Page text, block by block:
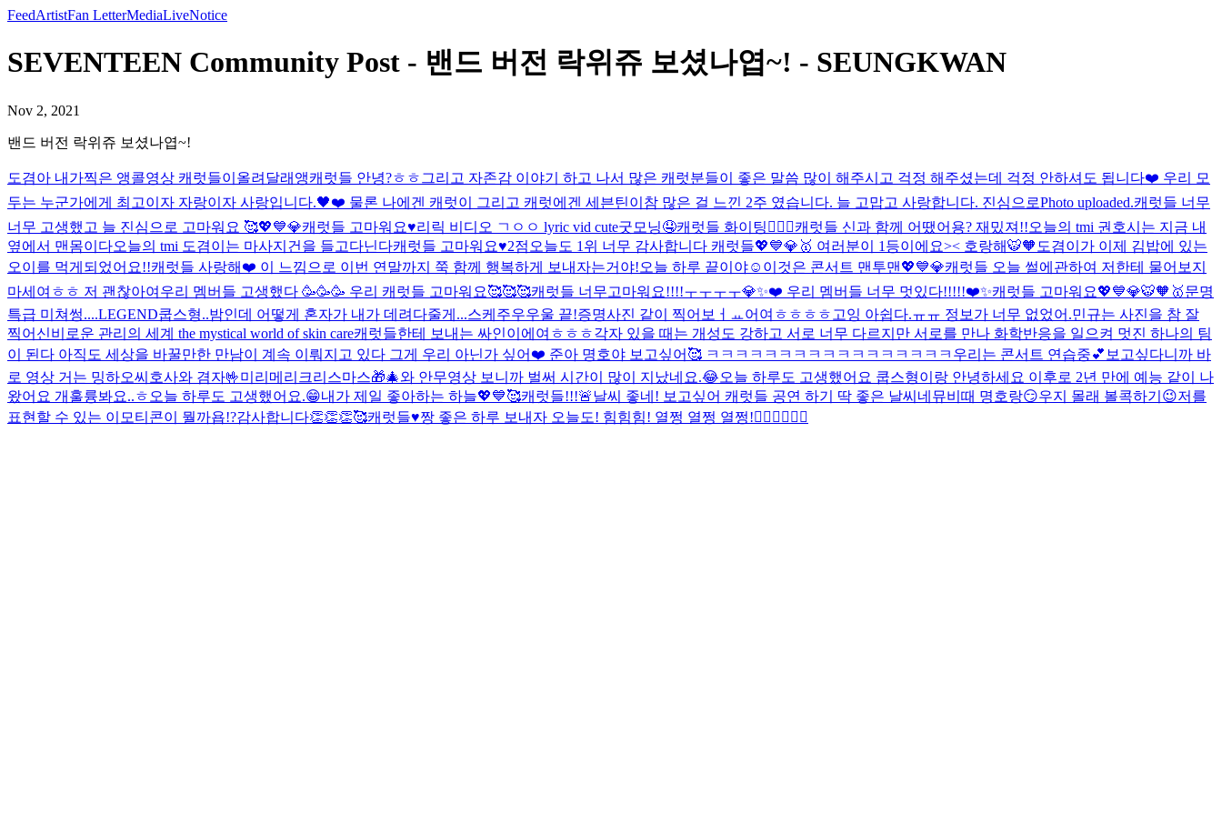
FeedArtistFan LetterMediaLiveNotice
SEVENTEEN Community Post - 밴드 버전 락위쥬 보셨나엽~! - SEUNGKWAN
Nov 2, 2021
밴드 버전 락위쥬 보셨나엽~!
도겸아 내가찍은 앵콜영상 캐럿들이올려달래앵캐럿들 안녕?ㅎㅎ 그리고 자존감 이야기 하고 나서 많은 캐럿분들이 좋은 말씀 많이 해주시고 걱정 해주셨는데 걱정 안하셔도 됩니다❤️ 우리 모
두는 누군가에게 최고이자 자랑이자 사랑입니다.🖤❤️ 물론 나에겐 캐럿이 그리고 캐럿에겐 세븐틴이 참 많은 걸 느낀 2주 였습니다. 늘 고맙고 사랑합니다. 진심으로Photo uploaded.캐럿들 너무
너무 고생했고 늘 진심으로 고마워요 🥰💖💙💎캐럿들 고마워요♥️리릭 비디오 ㄱㅇㅇ lyric vid cute굿모닝🤤캐럿들 화이팅❤️‍🔥🔥캐럿들 신과 함께 어땠어용? 재밌져!!오늘의 tmi 권호시는 지금 내
옆에서 맨몸이다오늘의 tmi 도겸이는 마사지건을 들고다닌다캐럿들 고마워요♥️2점 오늘도 1위 너무 감사합니다 캐럿들💖💙💎🥇 여러분이 1등이에요>< 호랑해🐯🧡 도겸이가 이제 김밥에 있는
오이를 먹게되었어요!!캐럿들 사랑해❤️ 이 느낌으로 이번 연말까지 쭉 함께 행복하게 보내자는거야!오늘 하루 끝이야☺️ 이것은 콘서트 맨투맨💖💙💎캐럿들 오늘 썰에관하여 저한테 물어보지
마세여ㅎㅎ 저 괜찮아여 우리 멤버들 고생했다 🥳🥳🥳 우리 캐럿들 고마워요🥰🥰🥰캐럿들 너무고마워요!!!!ㅜㅜㅜㅜ💎✨❤️ 우리 멤버들 너무 멋있다!!!!!❤️✨캐럿들 고마워요💖💙💎🐯🧡🥇문명
특급 미쳐썽....LEGEND쿱스형..밤인데 어떻게 혼자가 내가 데려다줄게...스케주우우울 끝!증명사진 같이 찍어보ㅓㅛ어여ㅎㅎㅎㅎ 고잉 아쉽다.ㅠㅠ 정보가 너무 없었어.민규는 사진을 참 잘
찍어 신비로운 관리의 세계 the mystical world of skin care캐럿들한테 보내는 싸인이에여ㅎㅎㅎ각자 있을 때는 개성도 강하고 서로 너무 다르지만 서로를 만나 화학반응을 일으켜 멋진 하나의 팀
이 된다 아직도 세상을 바꿀만한 만남이 계속 이뤄지고 있다 그게 우리 아닌가 싶어❤️ 준아 명호야 보고싶어🥰 ㅋㅋㅋㅋㅋㅋㅋㅋㅋㅋㅋㅋㅋㅋㅋㅋㅋ 우리는 콘서트 연습중💕 보고싶다니까 바
로 영상 거는 밍하오씨 호사와 겸자🤟미리메리크리스마스🎁🎄와 안무영상 보니까 벌써 시간이 많이 지났네요.😂오늘 하루도 고생했어요 쿱스형이랑 안녕하세요 이후로 2년 만에 예능 같이 나
왔어요 개훌륭봐요..ㅎ 오늘 하루도 고생했어요.😁내가 제일 좋아하는 하늘💖💙🥰캐럿들!!!🚨날씨 좋네! 보고싶어 캐럿들 공연 하기 딱 좋은 날씨네 뮤비때 명호랑😏우지 몰래 볼콕하기😉저를
표현할 수 있는 이모티콘이 뭘까욥!?감사합니다👏👏👏🥰캐럿들♥️짱 좋은 하루 보내자 오늘도! 힘힘힘! 열쩡 열쩡 열쩡!✊🏻✊🏻✊🏻